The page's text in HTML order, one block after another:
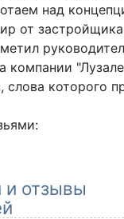
над
от
компании
слова которого
и отзывы